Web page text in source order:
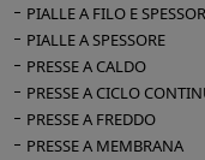
PIALLE A FILO E
PIALLE A SPESSORE
PRESSE A CALDO
PRESSE A CICLO
PRESSE A FREDDO
PRESSE A MEMBRANA